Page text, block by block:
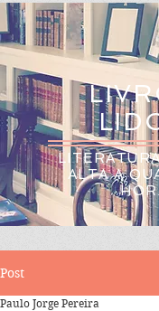
ALTA A
Post
Paulo Jorge Pereira